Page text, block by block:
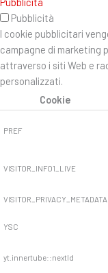
Pubblicità
I cookie pubblicitari
campagne di marketing
attraverso i siti Web e
personalizzati.
Cookie
PREF
VISITOR_INFO1_LIVE
VISITOR_PRIVACY_METADATA
YSC
yt.innertube::nextId